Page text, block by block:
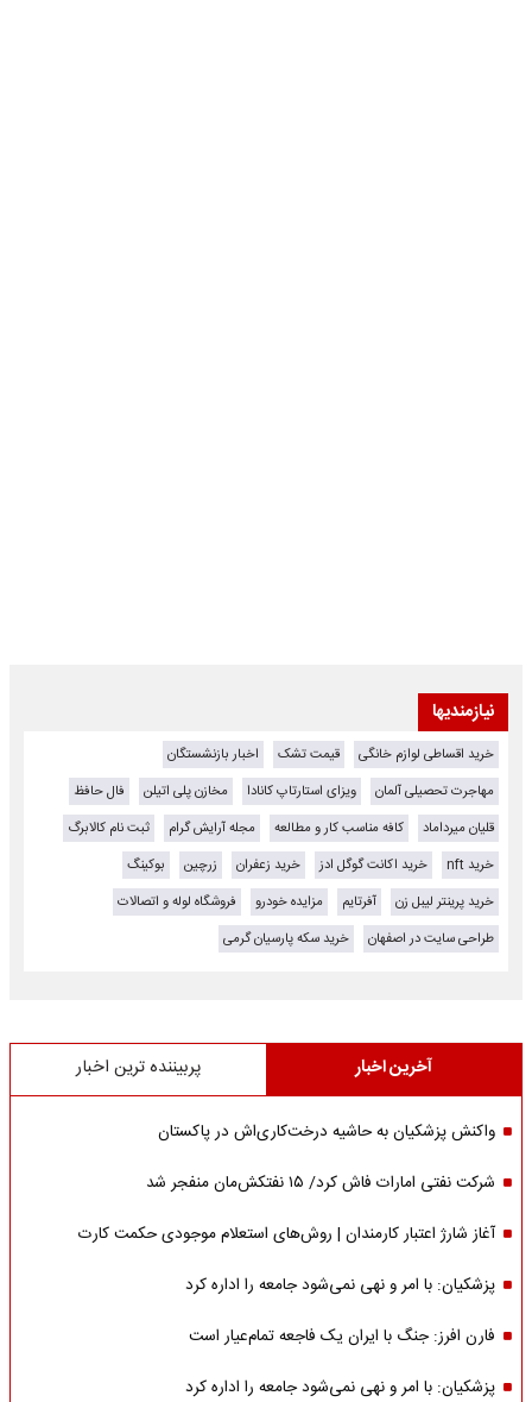
نیازمندیها
خرید اقساطی لوازم خانگی قیمت تشک
اخبار بازنشستگان
مهاجرت تحصیلی آلمان
ویزای استارتاپ کانادا مخازن پلی اتیلن
فال حافظ
قلیان میرداماد
کافه مناسب کار و مطالعه مجله آرایش گرام
ثبت نام کالابرگ
خرید nft
خرید اکانت گوگل ادز خرید زعفران زرچین
بوکینگ
خرید پرینتر لیبل زن
آفرتایم مزایده خودرو
فروشگاه لوله و اتصالات
طراحی سایت در اصفهان
خرید سکه پارسیان گرمی
آخرین اخبار پربیننده ترین اخبار
واکنش پزشکیان به حاشیه درخت‌کاری‌اش در پاکستان
شرکت نفتی امارات فاش کرد/ ۱۵ نفتکش‌مان منفجر شد
آغاز شارژ اعتبار کارمندان | روش‌های استعلام موجودی حکمت کارت
پزشکیان: با امر و نهی نمی‌شود جامعه را اداره کرد
فارن افرز: جنگ با ایران یک فاجعه تمام‌عیار است
پزشکیان: با امر و نهی نمی‌شود جامعه را اداره کرد